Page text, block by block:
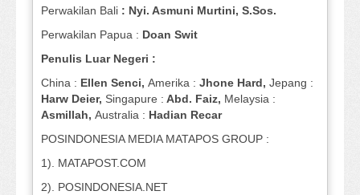
Perwakilan Bali : Nyi. Asmuni Murtini, S.Sos.
Perwakilan Papua : Doan Swit
Penulis Luar Negeri :
China : Ellen Senci, Amerika : Jhone Hard, Jepang :
Harw Deier, Singapure : Abd. Faiz, Melaysia :
Asmillah, Australia : Hadian Recar
POSINDONESIA MEDIA MATAPOS GROUP :
1). MATAPOST.COM
2). POSINDONESIA.NET